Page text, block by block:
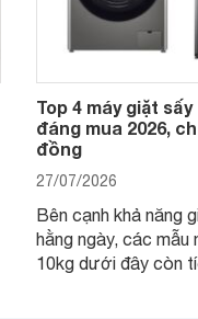
Top 4 máy giặt
đáng mua 2026,
đồng
27/07/2026
Bên cạnh khả năng
hằng ngày, các mẫu
10kg dưới đây còn